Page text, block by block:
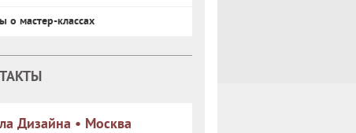
о мастер-классах
Дизайна • Москва